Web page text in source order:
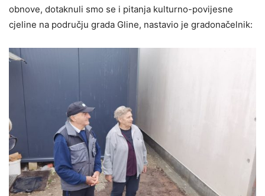
obnove, dotaknuli smo se i pitanja kulturno-povijesne
cjeline na području grada Gline, nastavio je gradonačelnik: